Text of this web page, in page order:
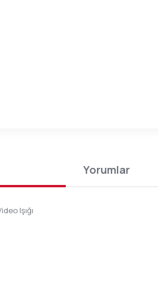
Yorumlar
Işığı